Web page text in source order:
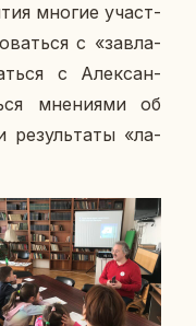
многие участ­
с «зав­ла­
с Алек­сан­
мне­ни­я­ми об
ре­зуль­та­ты «ла­